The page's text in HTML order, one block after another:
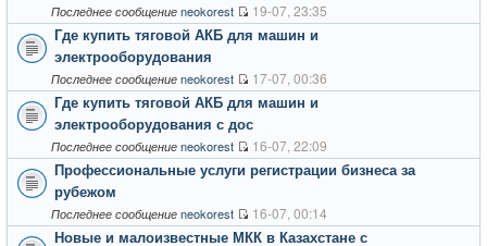
Последнее сообщение neokorest 19-07, 23:35
Где купить тяговой АКБ для машин и
электрооборудования
Последнее сообщение neokorest 17-07, 00:36
Где купить тяговой АКБ для машин и
электрооборудования с дос
Последнее сообщение neokorest 16-07, 22:09
Профессиональные услуги регистрации бизнеса за
рубежом
Последнее сообщение neokorest 16-07, 00:14
Новые и малоизвестные МКК в Казахстане с